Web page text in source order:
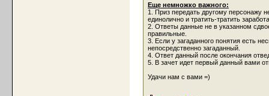
Еще немножко важного:
1. Приз передать другому персонажу
единолично и тратить-тратить
2. Ответы данные не в указанном
правильные.
3. Если у загаданного понятия есть
непосредственно загаданный.
4. Ответ данный после окончания
5. В зачет идет первый данный вами
Удачи нам с вами =)